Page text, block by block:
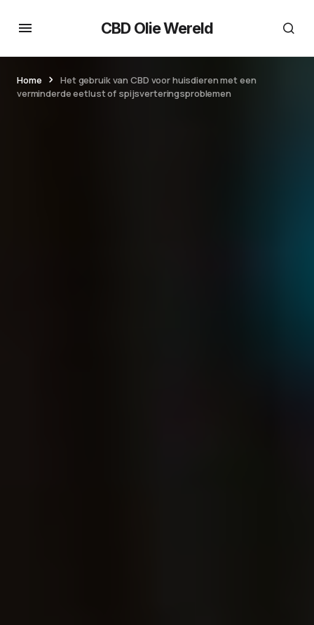
CBD Olie Wereld
Home
Het gebruik van CBD voor huisdieren met een
verminderde eetlust of spijsverteringsproblemen